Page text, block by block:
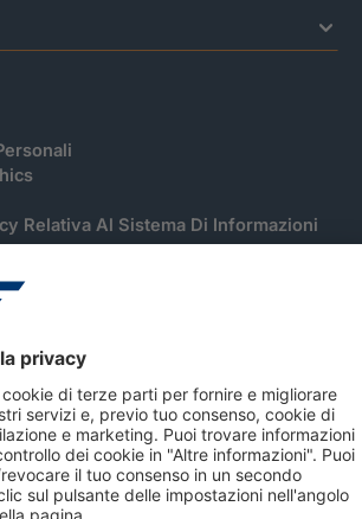
Relativa Al Sistema Di Informazioni
i diritti riservati.
/ 40131 Bologna / Italy Cap. Soc.
di cui versato € 51.806.190,00 |
Impr. Bo, C.F. e P.IVA 02083271201
di direzione e coordinamento di
Società con unico socio